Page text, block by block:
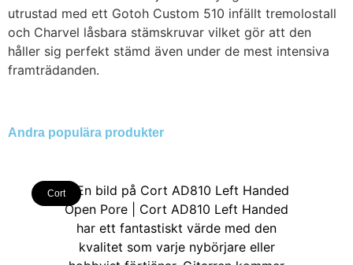
utrustad med ett Gotoh Custom 510 infällt tremolostall
och Charvel låsbara stämskruvar vilket gör att den
håller sig perfekt stämd även under de mest intensiva
framträdanden.
Andra populära produkter
Cort